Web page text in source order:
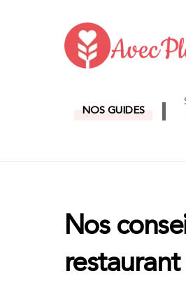
NOS GUIDES
Nos
restaurant